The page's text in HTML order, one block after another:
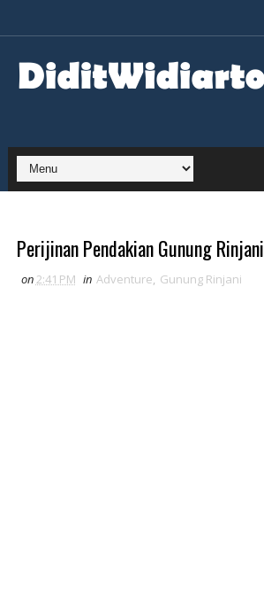
Perijinan Pendakian Gunung Rinjani
on2:41 PM in Adventure, Gunung Rinjani